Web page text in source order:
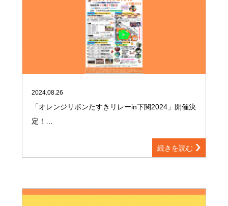
2024.08.26
「オレンジリボンたすきリレーin下関2024」開催決
定！…
続きを読む